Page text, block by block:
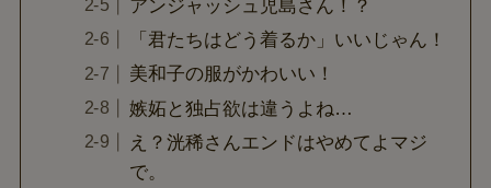
アンジャッシュ児島さん！？
「君たちはどう着るか」いいじゃん！
美和子の服がかわいい！
嫉妬と独占欲は違うよね…
え？洸稀さんエンドはやめてよマジ
で。